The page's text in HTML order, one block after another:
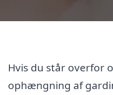
Hvis du står overfor
ophængning af